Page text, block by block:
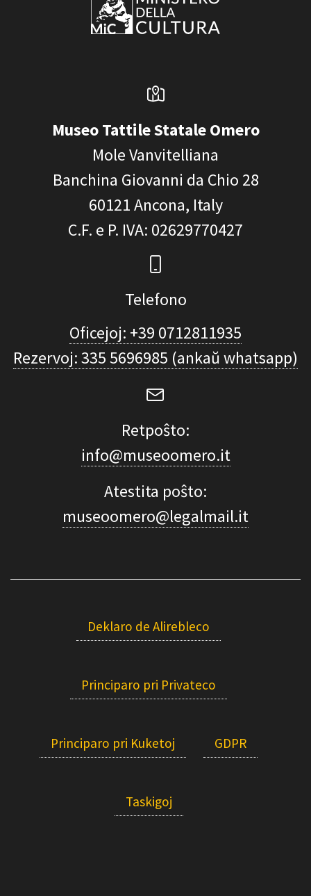
Museo Tattile Statale Omero
Mole Vanvitelliana
Banchina Giovanni da Chio 28
60121Ancona, Italy
C.F. e P. IVA: 02629770427
Telefono
Oficejoj: +39 0712811935
Rezervoj: 335 5696985 (ankaŭ whatsapp)
Retpoŝto:
info@museoomero.it
Atestita poŝto:
museoomero@legalmail.it
Deklaro de Alirebleco
Principaro pri Privateco
Principaro pri Kuketoj GDPR
Taskigoj